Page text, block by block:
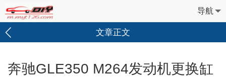
导航
文章正文
奔驰GLE350 M264发动机更换缸